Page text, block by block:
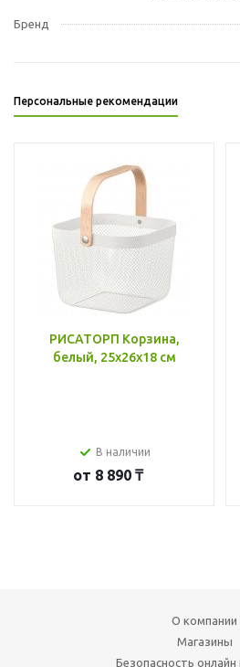
Бренд
Персональные рекомендации
РИСАТОРП Корзина,
белый, 25x26x18 см
В наличии
от 8 890 ₸
О компании
Магазины
Безопасность